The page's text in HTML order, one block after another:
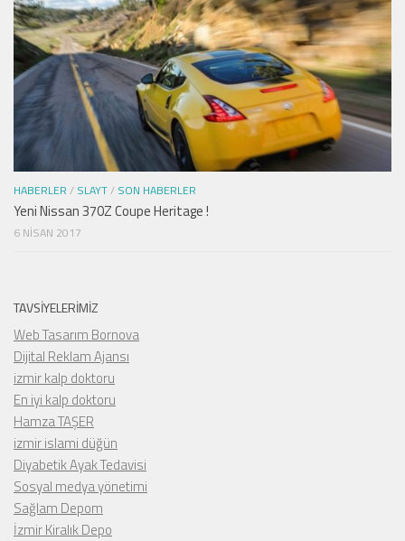
HABERLER / SLAYT/ SON HABERLER
Yeni Nissan 370Z Coupe Heritage !
6 NISAN 2017
TAVSIYELERIMIZ
Web Tasarım Bornova
Dijital Reklam Ajansı
izmir kalp doktoru
En iyi kalp doktoru
Hamza TAŞER
izmir islami düğün
Diyabetik Ayak Tedavisi
Sosyal medya yönetimi
Sağlam Depom
İzmir Kiralık Depo